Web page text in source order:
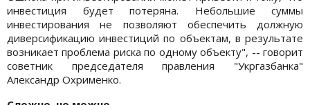
инвестиция будет потеряна. Небольшие суммы
инвестирования не позволяют обеспечить должную
диверсификацию инвестиций по объектам, в результате
возникает проблема риска по одному объекту", -- говорит
советник председателя правления "Укргазбанка"
Александр Охрименко.